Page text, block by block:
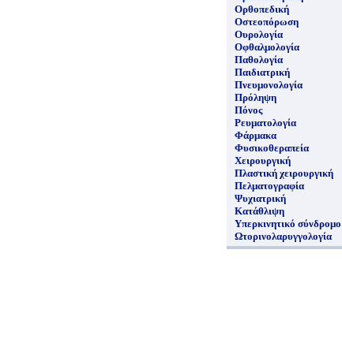
Ορθοπεδική
Οστεοπόρωση
Ουρολογία
Οφθαλμολογία
Παθολογία
Παιδιατρική
Πνευμονολογία
Πρόληψη
Πόνος
Ρευματολογία
Φάρμακα
Φυσικοθεραπεία
Χειρουργική
Πλαστική χειρουργική
Πελματογραφία
Ψυχιατρική
Κατάθλιψη
Υπερκινητικό σύνδρομο
Ωτορινολαρυγγολογία